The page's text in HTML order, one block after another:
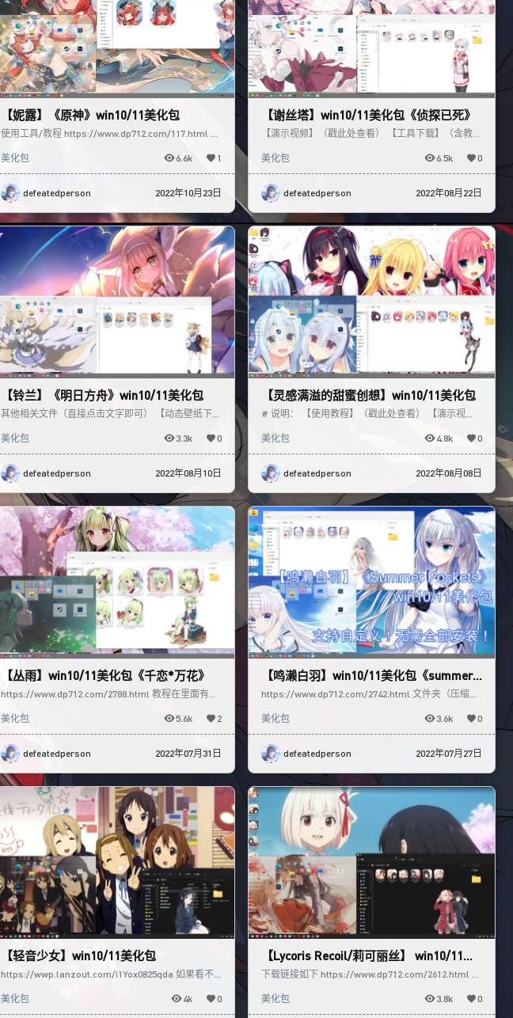
【妮露】《原神》win10/11美化包
使用工具/教程 https://www.dp712.com/117.html 演
美化包
6.6k 1
defeatedperson 2022年10月23日
【谢丝塔】win10/11美化包《侦探已死》
【演示视频】（戳此处查看） 【工具下载】（含教
美化包
6.5k 0
defeatedperson 2022年08月22日
【铃兰】《明日方舟》win10/11美化包
其他相关文件（直接点击文字即可） 【动态壁纸下
美化包
3.3k 0
defeatedperson 2022年08月10日
【灵感满溢的甜蜜创想】win10/11美化包
# 说明： 【使用教程】（戳此处查看） 【演示视
美化包
4.8k 0
defeatedperson 2022年08月08日
【丛雨】win10/11美化包《千恋*万花》
https://www.dp712.com/2788.html 教程在里面有，
美化包
5.6k 2
defeatedperson 2022年07月31日
【鸣濑白羽】win10/11美化包《summer p
ockets》
https://www.dp712.com/2742.html 文件夹（压缩
美化包
3.6k 0
defeatedperson 2022年07月27日
【轻音少女】win10/11美化包
https://wwp.lanzout.com/i1Yox0825qda 如果看不
美化包
4k 0
【Lycoris Recoil/莉可丽丝】 win10/11美
化包
下载链接如下 https://www.dp712.com/2612.html 教
美化包
3.8k 0